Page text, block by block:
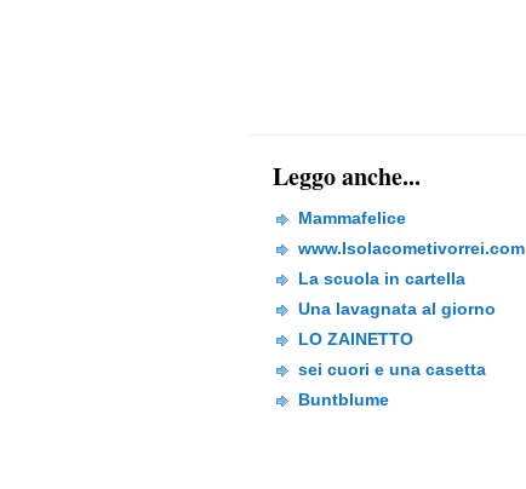
Leggo anche...
Mammafelice
www.Isolacometivorrei.com
La scuola in cartella
Una lavagnata al giorno
LO ZAINETTO
sei cuori e una casetta
Buntblume